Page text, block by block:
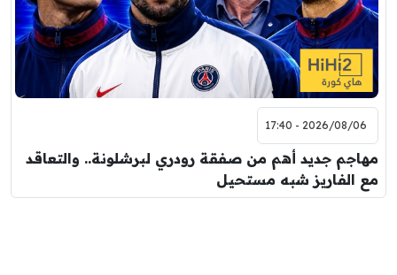
2026/08/06 - 17:40
مهاجم جديد أهم من صفقة رودري لبرشلونة.. والتعاقد
مع الفاريز شبه مستحيل